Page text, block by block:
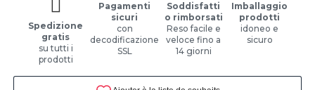
Spedizione
gratis
su tutti i
prodotti
Pagamenti
sicuri
con
decodificazione
SSL
Soddisfatti
o rimborsati
Reso facile e
veloce fino a
14 giorni
Imballaggio
prodotti
idoneo e
sicuro